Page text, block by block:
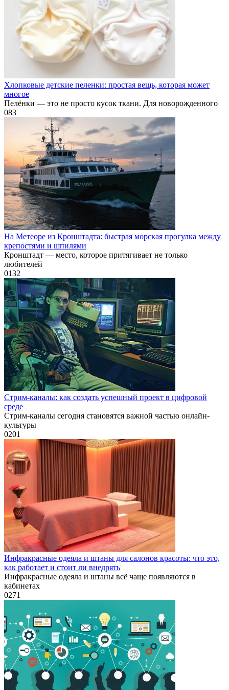
Хлопковые детские пеленки: простая вещь, которая может
многое
Пелёнки — это не просто кусок ткани. Для новорожденного
083
На Метеоре из Кронштадта: быстрая морская прогулка между
крепостями и шпилями
Кронштадт — место, которое притягивает не только
любителей
0132
Стрим-каналы: как создать успешный проект в цифровой
среде
Стрим-каналы сегодня становятся важной частью онлайн-
культуры
0201
Инфракрасные одеяла и штаны для салонов красоты: что это,
как работает и стоит ли внедрять
Инфракрасные одеяла и штаны всё чаще появляются в
кабинетах
0271